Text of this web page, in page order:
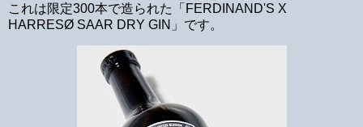
これは限定300本で造られた「FERDINAND'S X
HARRESØ SAAR DRY GIN」です。